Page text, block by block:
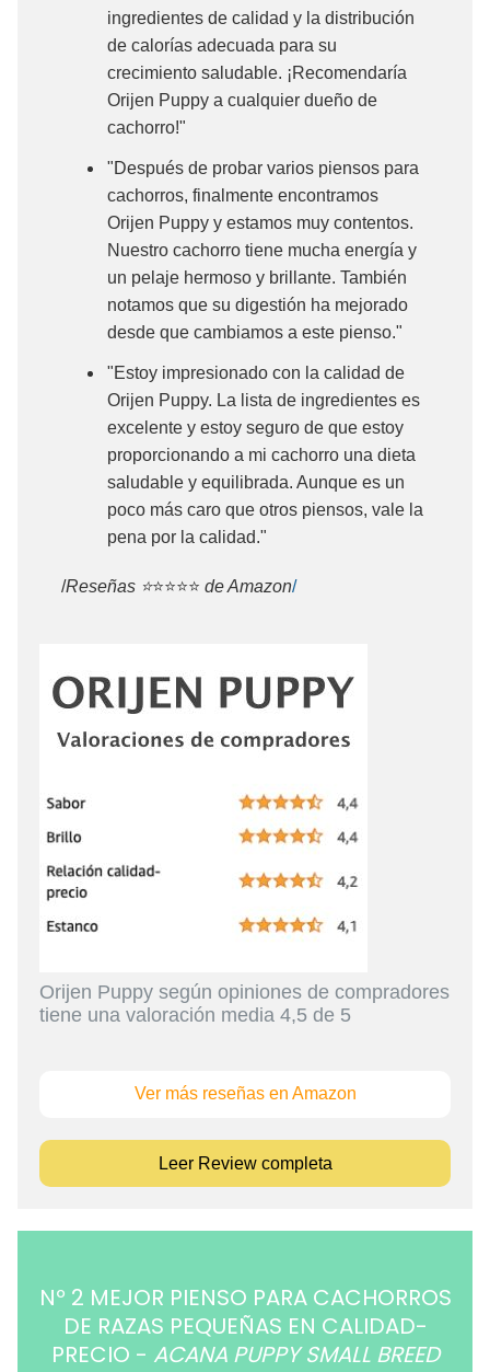
ingredientes de calidad y la distribución
de calorías adecuada para su
crecimiento saludable. ¡Recomendaría
Orijen Puppy a cualquier dueño de
cachorro!"
"Después de probar varios piensos para
cachorros, finalmente encontramos
Orijen Puppy y estamos muy contentos.
Nuestro cachorro tiene mucha energía y
un pelaje hermoso y brillante. También
notamos que su digestión ha mejorado
desde que cambiamos a este pienso."
"Estoy impresionado con la calidad de
Orijen Puppy. La lista de ingredientes es
excelente y estoy seguro de que estoy
proporcionando a mi cachorro una dieta
saludable y equilibrada. Aunque es un
poco más caro que otros piensos, vale la
pena por la calidad."
/Reseñas ⭐⭐⭐⭐⭐ de Amazon/
Orijen Puppy según opiniones de compradores
tiene una valoración media 4,5 de 5
Ver más reseñas en Amazon
Leer Review completa
Nº 2 MEJOR PIENSO PARA CACHORROS
DE RAZAS PEQUEÑAS EN CALIDAD-
PRECIO - ACANA PUPPY SMALL BREED